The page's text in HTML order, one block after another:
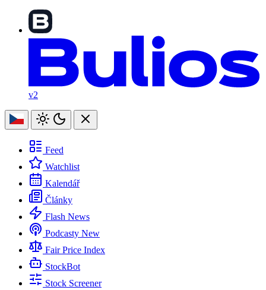
v2
Feed
Watchlist
Kalendář
Články
Flash News
Podcasty New
Fair Price Index
StockBot
Stock Screener